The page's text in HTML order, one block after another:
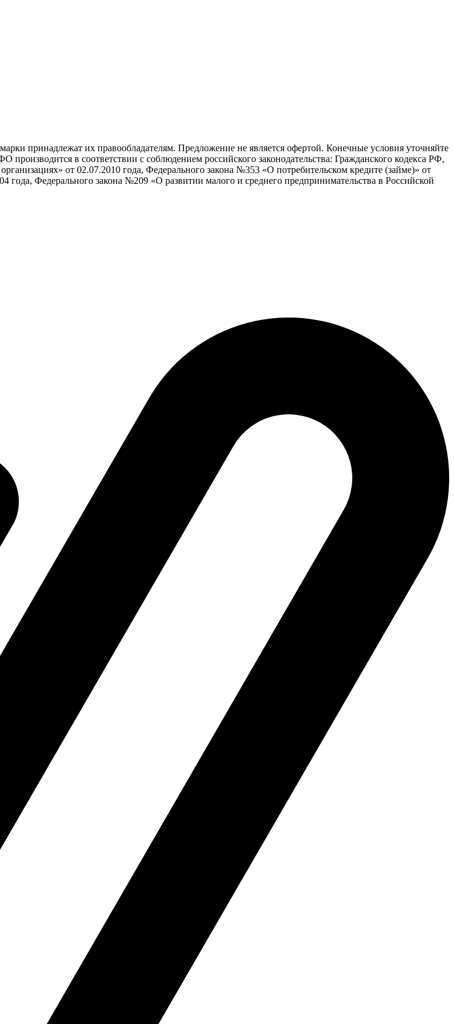
принадлежат их правообладателям. Предложение не является офертой. Конечные условия уточняйте
в соответствии с соблюдением российского законодательства: Гражданского кодекса РФ,
от 02.07.2010 года, Федерального закона №353 «О потребительском кредите (займе)» от
Федерального закона №209 «О развитии малого и среднего предпринимательства в Российской